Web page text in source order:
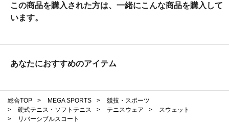
この商品を購入された方は、一緒にこんな商品を購入して
います。
あなたにおすすめのアイテム
総合TOP > MEGA SPORTS >
競技・スポーツ
>
硬式テニス・ソフトテニス > テニスウェア >
スウェット
>
リバーシブルスコート